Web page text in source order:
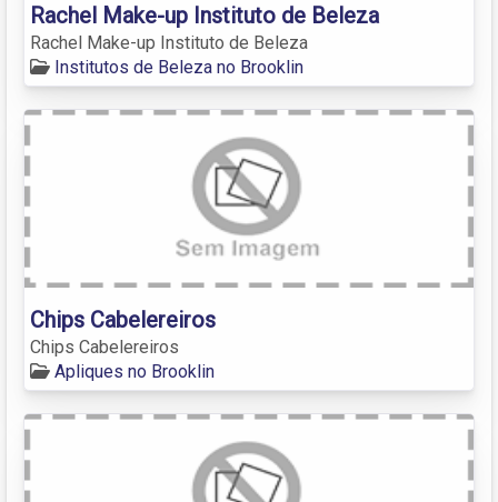
Rachel Make-up Instituto de Beleza
Rachel Make-up Instituto de Beleza
Institutos de Beleza no Brooklin
Chips Cabelereiros
Chips Cabelereiros
Apliques no Brooklin